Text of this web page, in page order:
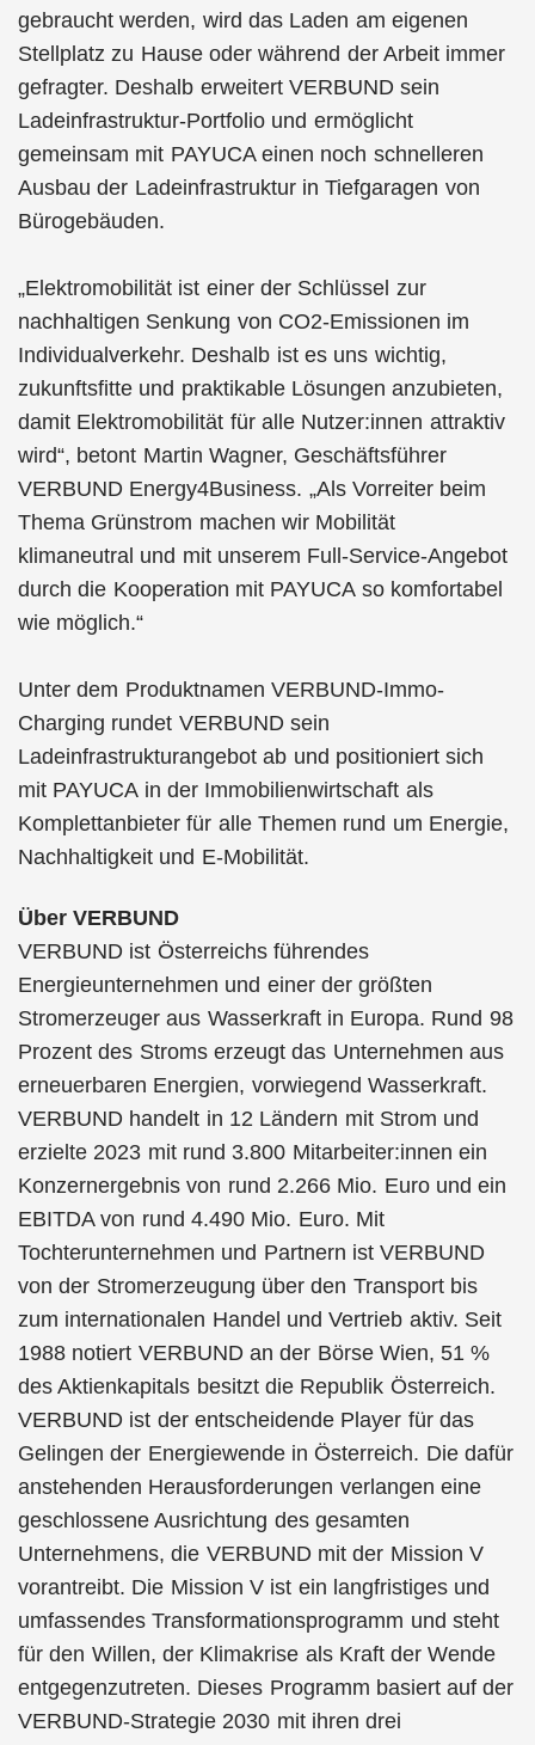
gebraucht werden, wird das Laden am eigenen
Stellplatz zu Hause oder während der Arbeit immer
gefragter. Deshalb erweitert VERBUND sein
Ladeinfrastruktur-Portfolio und ermöglicht
gemeinsam mit PAYUCA einen noch schnelleren
Ausbau der Ladeinfrastruktur in Tiefgaragen von
Bürogebäuden.
„Elektromobilität ist einer der Schlüssel zur
nachhaltigen Senkung von CO2-Emissionen im
Individualverkehr. Deshalb ist es uns wichtig,
zukunftsfitte und praktikable Lösungen anzubieten,
damit Elektromobilität für alle Nutzer:innen attraktiv
wird“, betont Martin Wagner, Geschäftsführer
VERBUND Energy4Business. „Als Vorreiter beim
Thema Grünstrom machen wir Mobilität
klimaneutral und mit unserem Full-Service-Angebot
durch die Kooperation mit PAYUCA so komfortabel
wie möglich.“
Unter dem Produktnamen VERBUND-Immo-
Charging rundet VERBUND sein
Ladeinfrastrukturangebot ab und positioniert sich
mit PAYUCA in der Immobilienwirtschaft als
Komplettanbieter für alle Themen rund um Energie,
Nachhaltigkeit und E-Mobilität.
Über VERBUND
VERBUND ist Österreichs führendes
Energieunternehmen und einer der größten
Stromerzeuger aus Wasserkraft in Europa. Rund 98
Prozent des Stroms erzeugt das Unternehmen aus
erneuerbaren Energien, vorwiegend Wasserkraft.
VERBUND handelt in 12 Ländern mit Strom und
erzielte 2023 mit rund 3.800 Mitarbeiter:innen ein
Konzernergebnis von rund 2.266 Mio. Euro und ein
EBITDA von rund 4.490 Mio. Euro. Mit
Tochterunternehmen und Partnern ist VERBUND
von der Stromerzeugung über den Transport bis
zum internationalen Handel und Vertrieb aktiv. Seit
1988 notiert VERBUND an der Börse Wien, 51 %
des Aktienkapitals besitzt die Republik Österreich.
VERBUND ist der entscheidende Player für das
Gelingen der Energiewende in Österreich. Die dafür
anstehenden Herausforderungen verlangen eine
geschlossene Ausrichtung des gesamten
Unternehmens, die VERBUND mit der Mission V
vorantreibt. Die Mission V ist ein langfristiges und
umfassendes Transformationsprogramm und steht
für den Willen, der Klimakrise als Kraft der Wende
entgegenzutreten. Dieses Programm basiert auf der
VERBUND-Strategie 2030 mit ihren drei